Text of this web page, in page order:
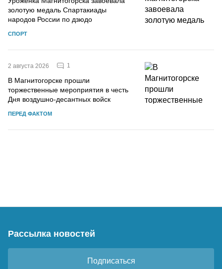
золотую медаль Спартакиады
народов России по дзюдо
СПОРТ
2 августа 2026 1
В Магнитогорске прошли
торжественные мероприятия в честь
Дня воздушно-десантных войск
ПЕРЕД ФАКТОМ
Рассылка новостей
Подписаться